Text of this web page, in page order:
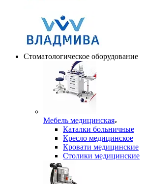
Стоматологическое оборудование
Мебель медицинская
Каталки больничные
Кресло медицинское
Кровати медицинские
Столики медицинские